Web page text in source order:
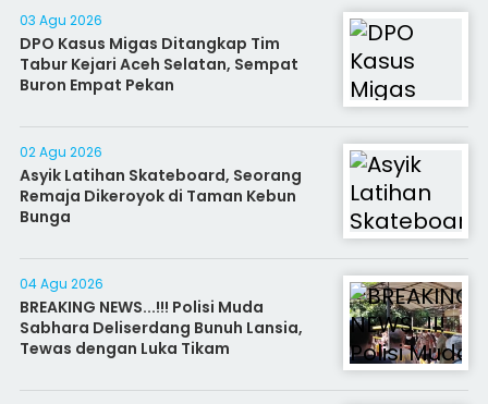
03 Agu 2026
DPO Kasus Migas Ditangkap Tim
Tabur Kejari Aceh Selatan, Sempat
Buron Empat Pekan
02 Agu 2026
Asyik Latihan Skateboard, Seorang
Remaja Dikeroyok di Taman Kebun
Bunga
04 Agu 2026
BREAKING NEWS...!!! Polisi Muda
Sabhara Deliserdang Bunuh Lansia,
Tewas dengan Luka Tikam